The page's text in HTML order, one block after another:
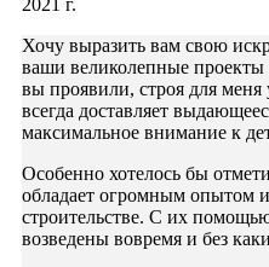
2021 г.
Хочу выразить вам свою
ваши великолепные
вы проявили, строя для
всегда доставляет
максимальное внимание к
Особенно хотелось бы
обладает огромным опытом
строительстве. С их
возведены вовремя и без